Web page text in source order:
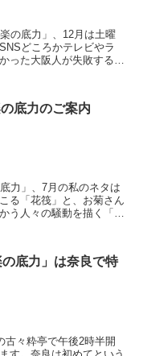
の底力」、12月は土曜
どころかテレビやラ
った大阪人が失敗する
底力のご案内
力」、7月の私のネタは
る「花筏」と、お菊さん
う人々の騒動を描く「皿
底力」は奈良で特
古々粋亭で午後2時半開